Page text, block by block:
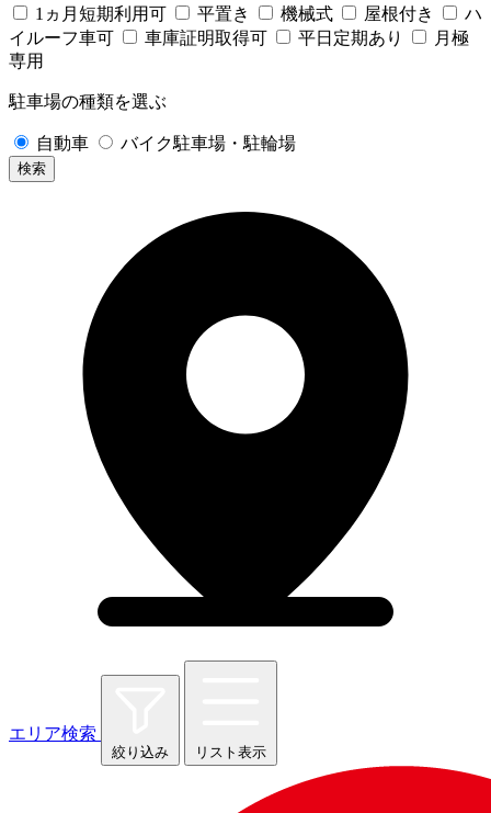
1ヵ月短期利用可
平置き 機械式 屋根付き
ハ
イルーフ車可
車庫証明取得可 平日定期あり
月極
専用
駐車場の種類を選ぶ
自動車 バイク駐車場・駐輪場
検索
エリア検索
絞り込み リスト表示